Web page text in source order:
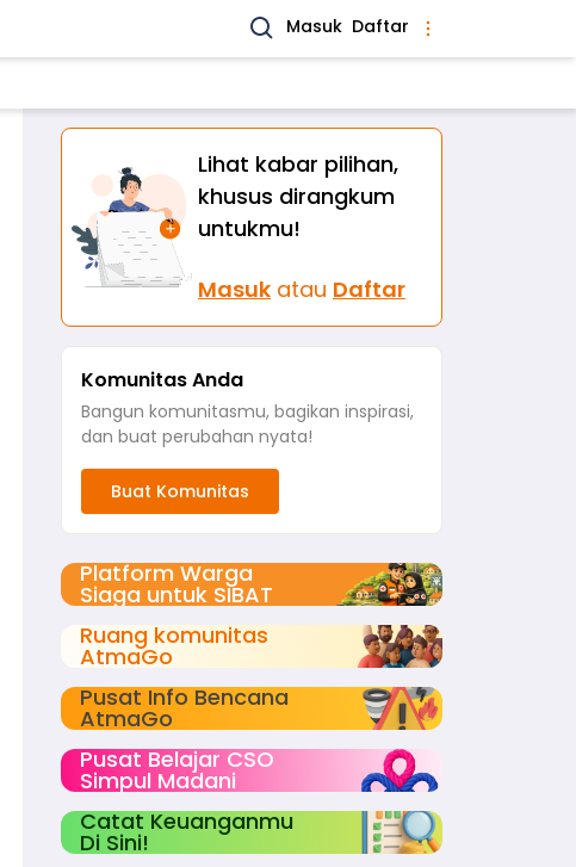
Masuk Daftar
Lihat kabar pilihan,
khusus dirangkum
untukmu!
Masuk atau Daftar
Komunitas Anda
Bangun komunitasmu, bagikan inspirasi,
dan buat perubahan nyata!
Buat Komunitas
Platform Warga
Siaga untuk SIBAT
Ruang komunitas
AtmaGo
Pusat Info Bencana
AtmaGo
Pusat Belajar CSO
Simpul Madani
Catat Keuanganmu
Di Sini!